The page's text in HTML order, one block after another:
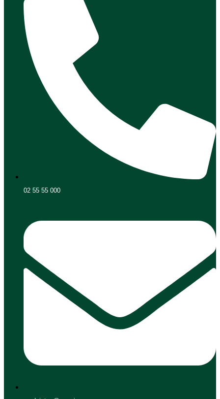
02 55 55 000